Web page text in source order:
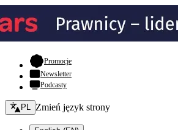
Promocje- otwiera się w nowej karcie
Newsletter
Podcasty
Zmień język - bieżący:
PL Zmień język strony